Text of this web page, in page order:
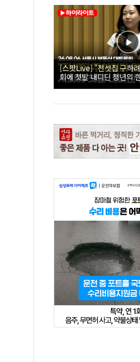
[스팟Live] "전셋집 구하
회에 첫발 내디딘 청년의
시 부동산 대토론회